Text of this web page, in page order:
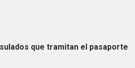
que tramitan el pasaporte